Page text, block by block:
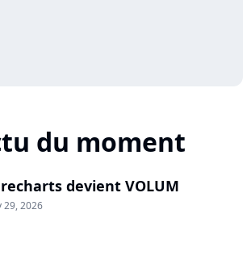
du moment
devient VOLUM
29, 2026